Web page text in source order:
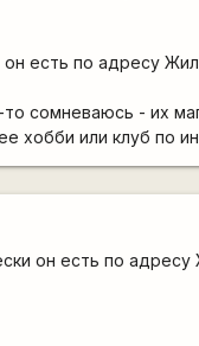
есть по адресу
сомневаюсь - их
хобби или клуб по
он есть по адресу